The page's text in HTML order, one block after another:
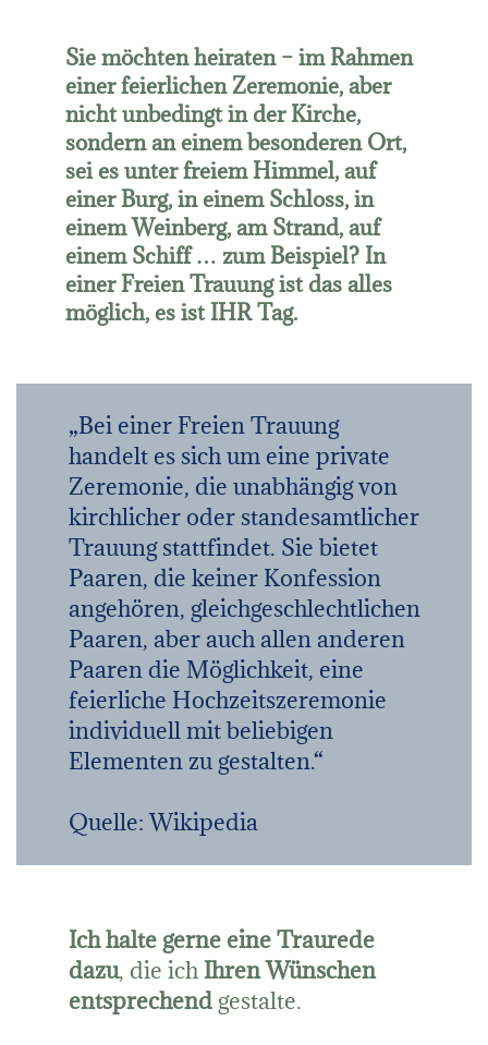
Sie möchten heiraten – im Rahmen
einer feierlichen Zeremonie, aber
nicht unbedingt in der Kirche,
sondern an einem besonderen Ort,
sei es unter freiem Himmel, auf
einer Burg, in einem Schloss, in
einem Weinberg, am Strand, auf
einem Schiff … zum Beispiel? In
einer Freien Trauung ist das alles
möglich, es ist IHR Tag.
„Bei einer Freien Trauung
handelt es sich um eine private
Zeremonie, die unabhängig von
kirchlicher oder standesamtlicher
Trauung stattfindet. Sie bietet
Paaren, die keiner Konfession
angehören, gleichgeschlechtlichen
Paaren, aber auch allen anderen
Paaren die Möglichkeit, eine
feierliche Hochzeitszeremonie
individuell mit beliebigen
Elementen zu gestalten.“
Quelle: Wikipedia
Ich halte gerne eine Traurede
dazu, die ich Ihren Wünschen
entsprechendgestalte.